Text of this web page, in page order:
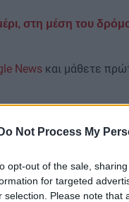
Do Not Process My
opt-out of the sale,
for targeted
selection. Please note
στη μέση του
News και μάθετε